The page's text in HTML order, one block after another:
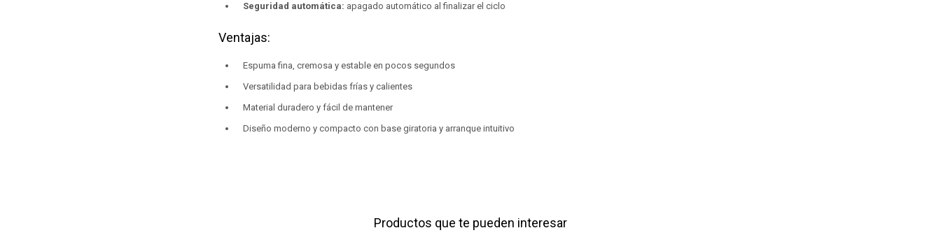
Seguridad automática: apagado automático al finalizar el ciclo
Ventajas:
Espuma fina, cremosa y estable en pocos segundos
Versatilidad para bebidas frías y calientes
Material duradero y fácil de mantener
Diseño moderno y compacto con base giratoria y arranque intuitivo
Productos que te pueden interesar